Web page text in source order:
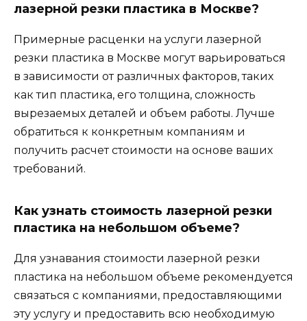
лазерной резки пластика в Москве?
Примерные расценки на услуги лазерной
резки пластика в Москве могут варьироваться
в зависимости от различных факторов, таких
как тип пластика, его толщина, сложность
вырезаемых деталей и объем работы. Лучше
обратиться к конкретным компаниям и
получить расчет стоимости на основе ваших
требований.
Как узнать стоимость лазерной резки
пластика на небольшом объеме?
Для узнавания стоимости лазерной резки
пластика на небольшом объеме рекомендуется
связаться с компаниями, предоставляющими
эту услугу и предоставить всю необходимую